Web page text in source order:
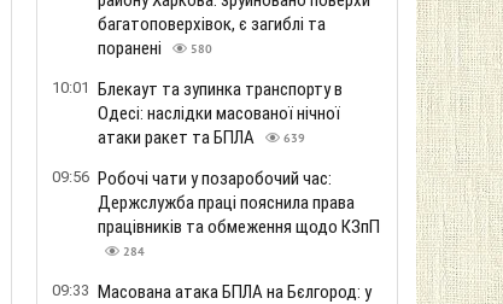
багатоповерхівок, є загиблі та
поранені
580
10:01 Блекаут та зупинка транспорту в
Одесі: наслідки масованої нічної
атаки ракет та БПЛА
639
09:56 Робочі чати у позаробочий час:
Держслужба праці пояснила права
працівників та обмеження щодо КЗпП
284
09:33 Масована атака БПЛА на Бєлгород: у